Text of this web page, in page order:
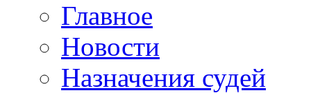
Главное
Новости
Назначения судей